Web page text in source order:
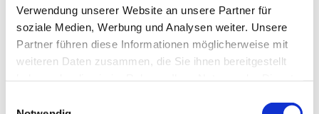
Verwendung unserer Website an unsere Partner für
soziale Medien, Werbung und Analysen weiter. Unsere
Partner führen diese Informationen möglicherweise mit
weiteren Daten zusammen, die Sie ihnen bereitgestellt
Unbekannten: das "Requiem". Mozart konnte es
nicht mehr vollenden. Kurz vor seinem Tode soll
er zu seiner Frau gesagt haben: "Ich schreibe es
auch für mich selbst."
Das Werk des Philosophen Arthur Schopenhauer